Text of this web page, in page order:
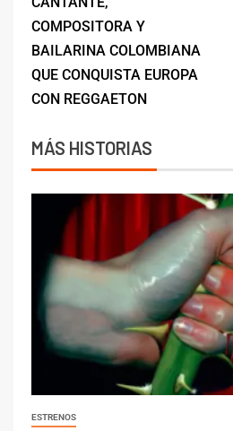
COMPOSITORA Y
BAILARINA COLOMBIANA
QUE CONQUISTA EUROPA
CON REGGAETON
MÁS HISTORIAS
ESTRENOS